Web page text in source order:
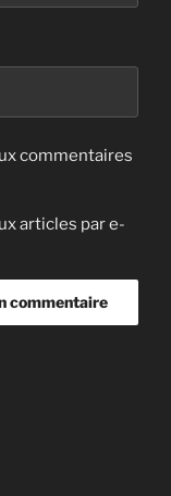
commentaires
articles par e-